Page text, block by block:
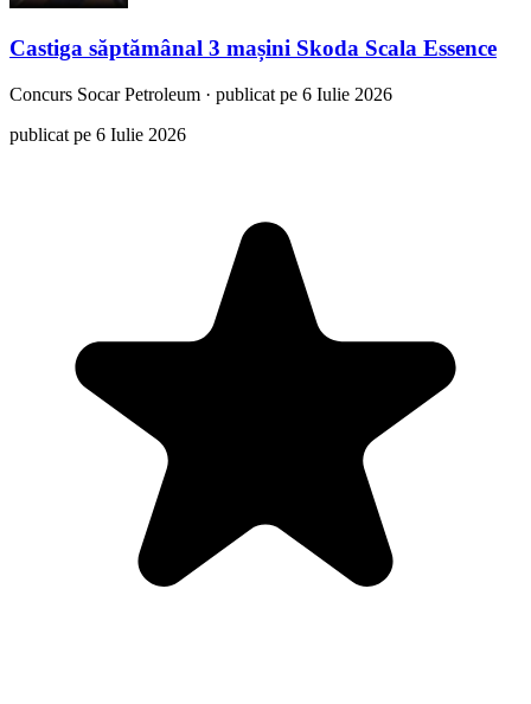
Castiga săptămânal 3 mașini Skoda Scala Essence
Concurs Socar Petroleum · publicat pe 6 Iulie 2026
publicat pe 6 Iulie 2026